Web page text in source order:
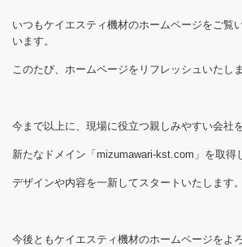
いつもケイエスティ機材のホームページをご覧
います。
このたび、ホームページをリフレッシュいたしま
今まで以上に、現場に役立つ親しみやすい会社を
新たなドメイン「mizumawari-kst.com」を取得
デザインや内容を一新してスタートいたします。
今後ともケイエスティ機材のホームページをよ